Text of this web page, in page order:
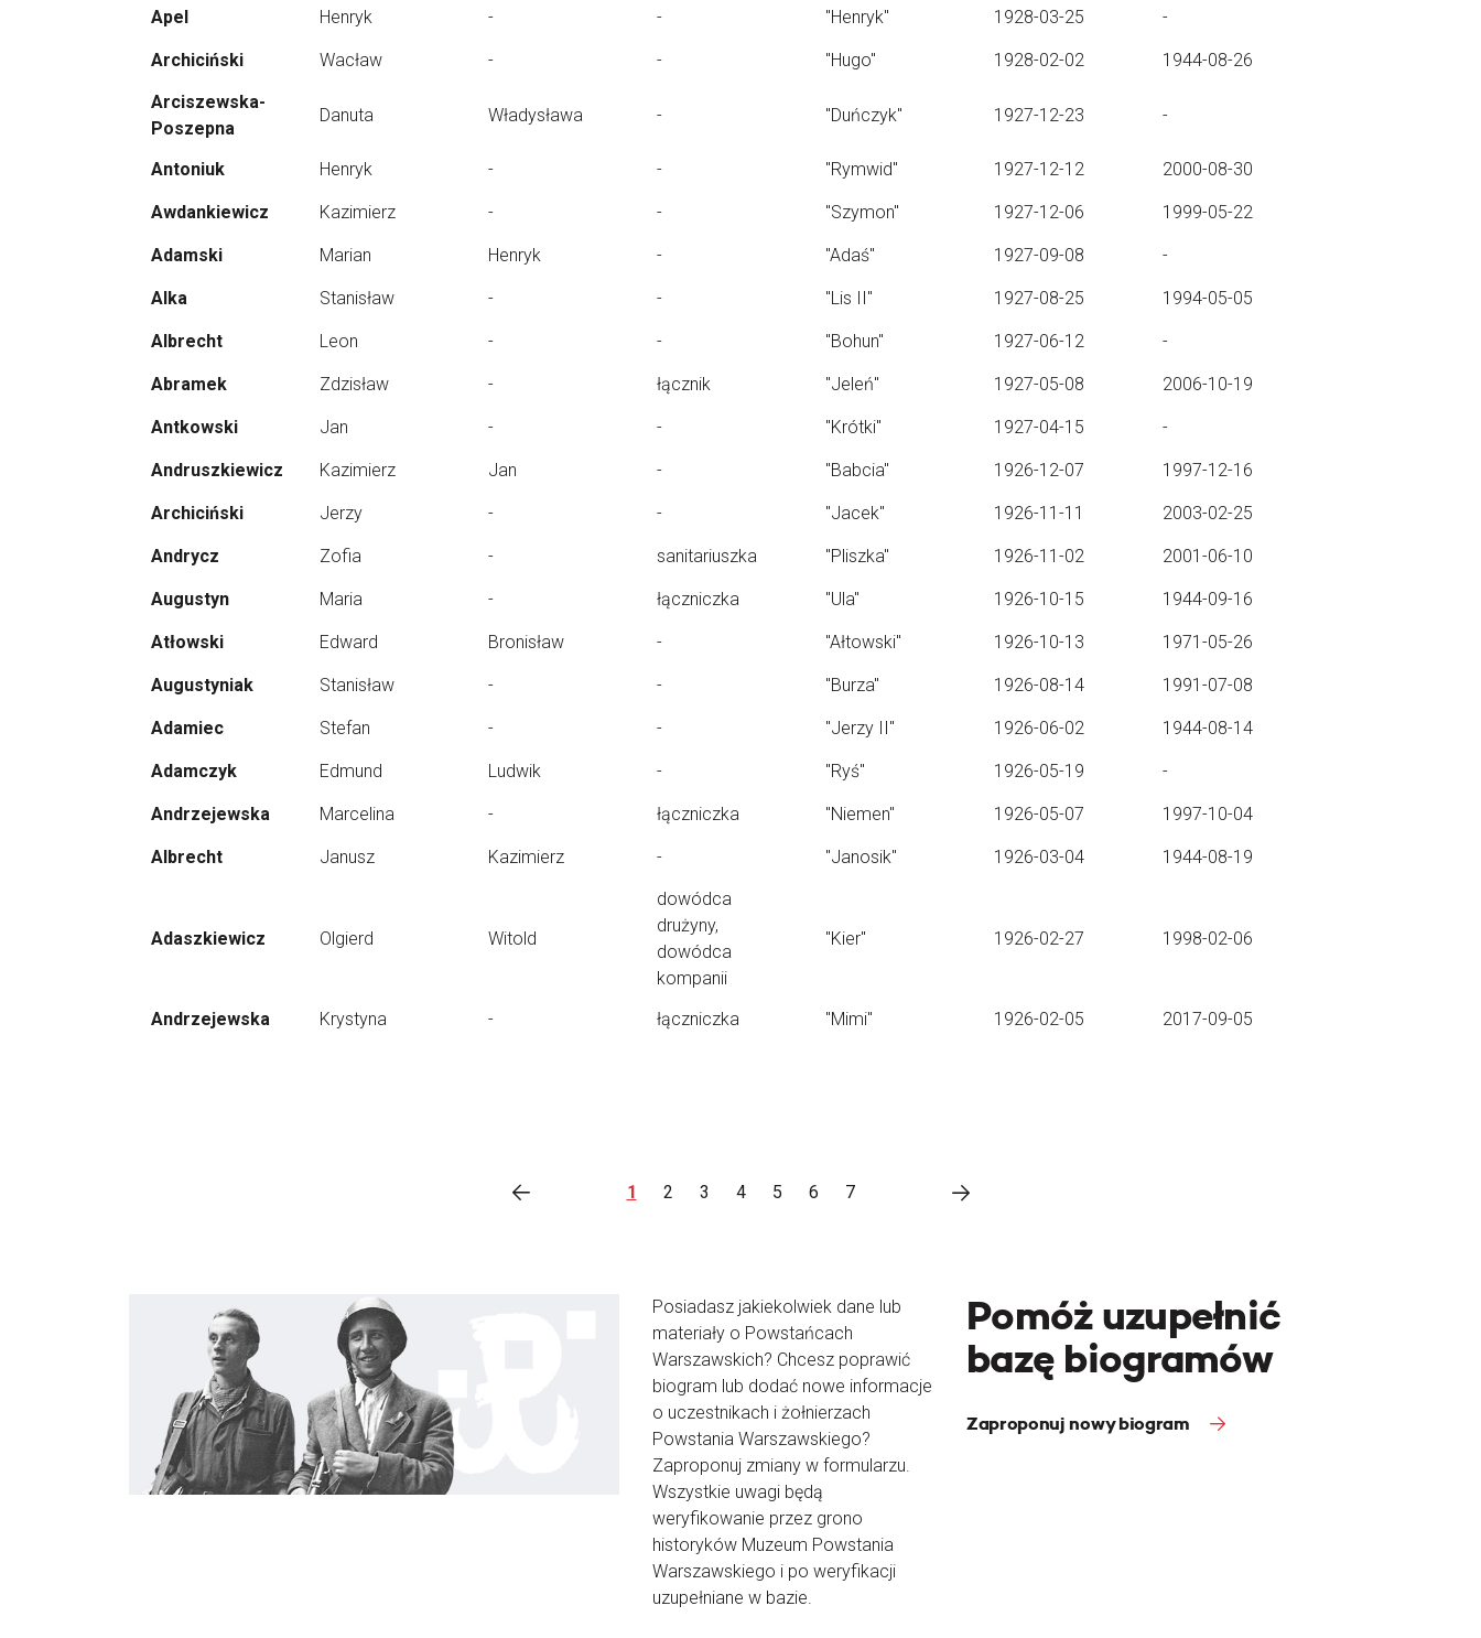
Apel Henryk - - "Henryk" 1928-03-25 -
Archiciński Wacław - - "Hugo" 1928-02-02
1944-08-26
Arciszewska-
Poszepna
Danuta Władysława - "Duńczyk" 1927-12-23 -
Antoniuk Henryk - - "Rymwid" 1927-12-12 2000-08-30
Awdankiewicz Kazimierz - - "Szymon" 1927-12-06 1999-05-22
Adamski Marian Henryk - "Adaś" 1927-09-08 -
Alka Stanisław - - "Lis II" 1927-08-25 1994-05-05
Albrecht Leon - - "Bohun" 1927-06-12 -
Abramek Zdzisław - łącznik "Jeleń" 1927-05-08 2006-10-19
Antkowski Jan - - "Krótki" 1927-04-15 -
Andruszkiewicz Kazimierz Jan - "Babcia" 1926-12-07 1997-12-16
Archiciński Jerzy - - "Jacek" 1926-11-11 2003-02-25
Andrycz Zofia - sanitariuszka "Pliszka" 1926-11-02 2001-06-10
Augustyn Maria - łączniczka "Ula" 1926-10-15 1944-09-16
Atłowski Edward Bronisław - "Ałtowski" 1926-10-13 1971-05-26
Augustyniak Stanisław - - "Burza" 1926-08-14 1991-07-08
Adamiec Stefan - - "Jerzy II" 1926-06-02 1944-08-14
Adamczyk Edmund Ludwik - "Ryś" 1926-05-19 -
Andrzejewska Marcelina - łączniczka "Niemen" 1926-05-07 1997-10-04
Albrecht Janusz Kazimierz - "Janosik" 1926-03-04 1944-08-19
Adaszkiewicz Olgierd Witold
dowódca
drużyny,
dowódca
kompanii
"Kier" 1926-02-27 1998-02-06
Andrzejewska Krystyna - łączniczka "Mimi" 1926-02-05 2017-09-05
1 2 3 4 5 6 7
Posiadasz jakiekolwiek dane lub
materiały o Powstańcach
Warszawskich? Chcesz poprawić
biogram lub dodać nowe informacje
o uczestnikach i żołnierzach
Powstania Warszawskiego?
Zaproponuj zmiany w formularzu.
Wszystkie uwagi będą
weryfikowanie przez grono
historyków Muzeum Powstania
Warszawskiego i po weryfikacji
uzupełniane w bazie.
Pomóż uzupełnić
bazę biogramów
Zaproponuj nowy biogram